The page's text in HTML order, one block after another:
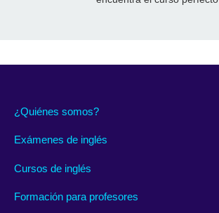
¿Quiénes somos?
Exámenes de inglés
Cursos de inglés
Formación para profesores